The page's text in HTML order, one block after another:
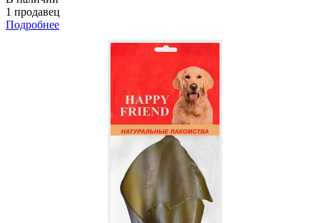
1 продавец
Подробнее